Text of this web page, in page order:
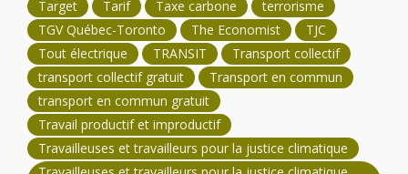
Target
Tarif Taxe carbone
terrorisme
TGV Québec-Toronto
The Economist
TJC
Tout électrique
TRANSIT
Transport collectif
transport collectif gratuit
Transport en commun
transport en commun gratuit
Travail productif et improductif
Travailleuses et travailleurs pour la justice climatique